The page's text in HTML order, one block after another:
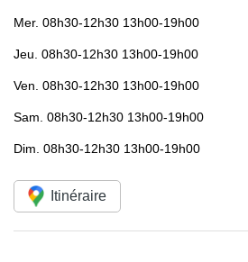
Mer. 08h30-12h30 13h00-19h00
Jeu. 08h30-12h30 13h00-19h00
Ven. 08h30-12h30 13h00-19h00
Sam. 08h30-12h30 13h00-19h00
Dim. 08h30-12h30 13h00-19h00
Itinéraire